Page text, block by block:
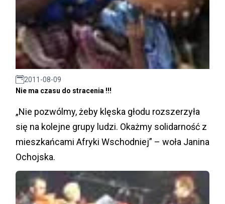
2011-08-09
Nie ma czasu do stracenia !!!
„Nie pozwólmy, żeby klęska głodu rozszerzyła
się na kolejne grupy ludzi. Okażmy solidarność z
mieszkańcami Afryki Wschodniej” – woła Janina
Ochojska.